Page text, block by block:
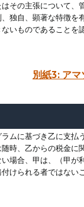
その主張について
独自、顕著な特徴
いものであることを
別紙3: ア
ムに基づき乙に支
時、乙からの税金
場合、甲は、（甲
けられる者ではな